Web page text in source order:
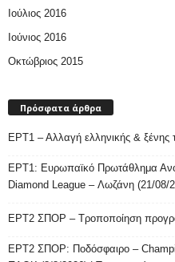
Ιούλιος 2016
Ιούνιος 2016
Οκτώβριος 2015
Πρόσφατα άρθρα
ΕΡΤ1 – Αλλαγή ελληνικής & ξένης
ΕΡΤ1: Ευρωπαϊκό Πρωτάθλημα
Diamond League – Λωζάνη (21/08/
ΕΡΤ2 ΣΠΟΡ – Τροποποίηση
ΕΡΤ2 ΣΠΟΡ: Ποδόσφαιρο –